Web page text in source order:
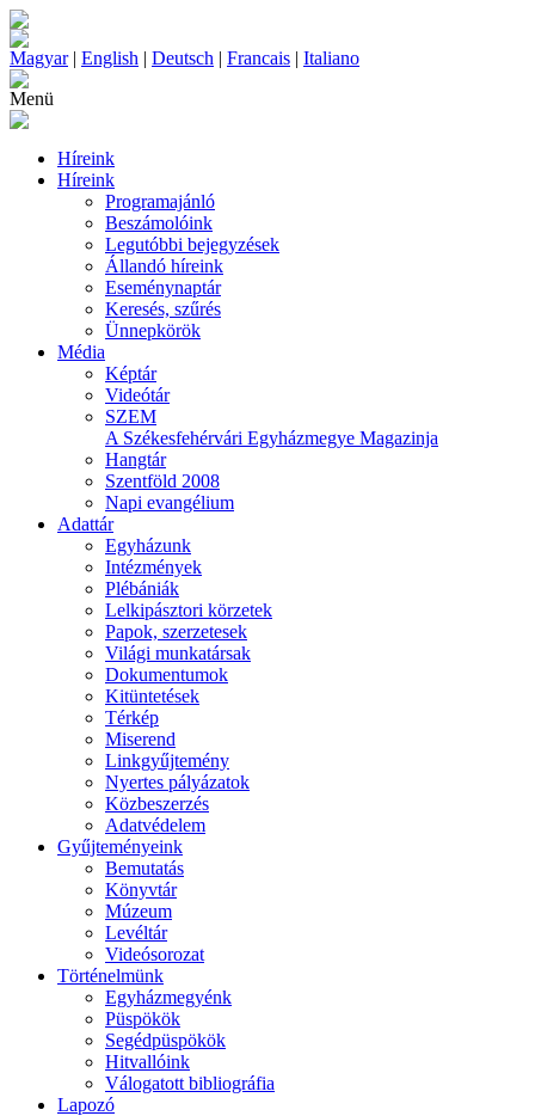
Magyar| English | Deutsch | Francais | Italiano
Menü
Híreink
Híreink
Programajánló
Beszámolóink
Legutóbbi bejegyzések
Állandó híreink
Eseménynaptár
Keresés, szűrés
Ünnepkörök
Média
Képtár
Videótár
SZEM
A Székesfehérvári Egyházmegye Magazinja
Hangtár
Szentföld 2008
Napi evangélium
Adattár
Egyházunk
Intézmények
Plébániák
Lelkipásztori körzetek
Papok, szerzetesek
Világi munkatársak
Dokumentumok
Kitüntetések
Térkép
Miserend
Linkgyűjtemény
Nyertes pályázatok
Közbeszerzés
Adatvédelem
Gyűjteményeink
Bemutatás
Könyvtár
Múzeum
Levéltár
Videósorozat
Történelmünk
Egyházmegyénk
Püspökök
Segédpüspökök
Hitvallóink
Válogatott bibliográfia
Lapozó